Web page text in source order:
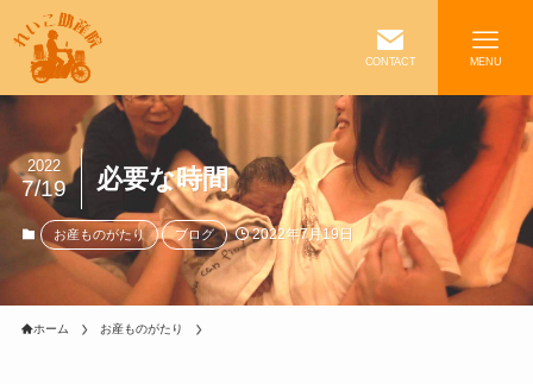
CONTACT MENU
必要な時間
2022
7/19
お産ものがたり ブログ 2022年7月19日
ホーム お産ものがたり